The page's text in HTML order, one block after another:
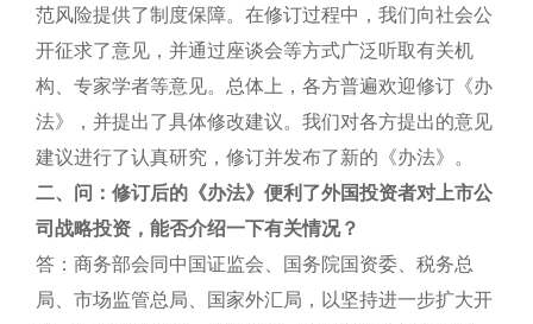
范风险提供了制度保障。在修订过程中，我们向社会公
开征求了意见，并通过座谈会等方式广泛听取有关机
构、专家学者等意见。总体上，各方普遍欢迎修订《办
法》，并提出了具体修改建议。我们对各方提出的意见
建议进行了认真研究，修订并发布了新的《办法》。
二、问：修订后的《办法》便利了外国投资者对上市公
司战略投资，能否介绍一下有关情况？
答：商务部会同中国证监会、国务院国资委、税务总
局、市场监管总局、国家外汇局，以坚持进一步扩大开